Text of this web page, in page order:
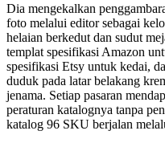
Dia mengekalkan
foto melalui editor sebagai
helaian berkedut dan sudut
templat spesifikasi Amazon
spesifikasi Etsy untuk kedai,
duduk pada latar belakang
jenama. Setiap pasaran
peraturan katalognya tanpa
katalog 96 SKU berjalan